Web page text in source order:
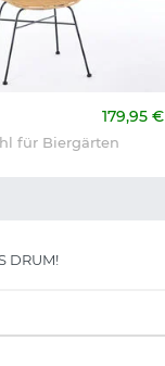
179,95 €
für Biergärten
DRUM!